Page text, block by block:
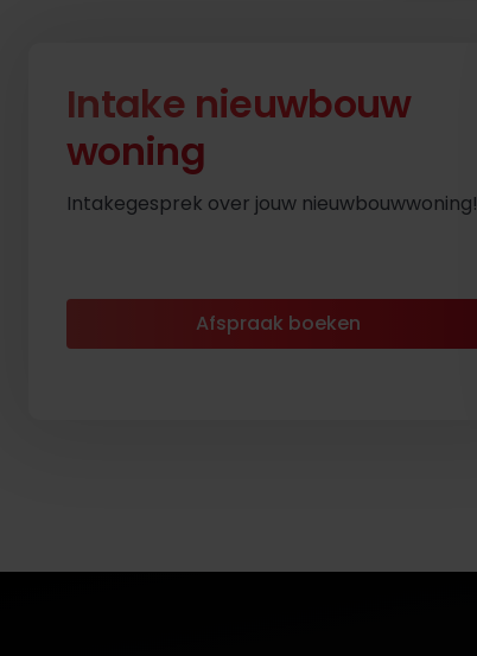
Intake nieuwbouw
woning
Intakegesprek over jouw nieuwbouwwoning!
Afspraak boeken